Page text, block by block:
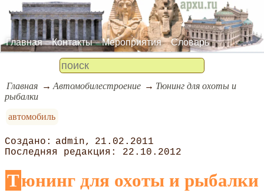
Главная Контакты Мероприятия Словарь
Главная Автомобилестроение
Тюнинг для охоты и
рыбалки
автомобиль
admin
21.02.2011
22.10.2012
Тюнинг для охоты и рыбалки